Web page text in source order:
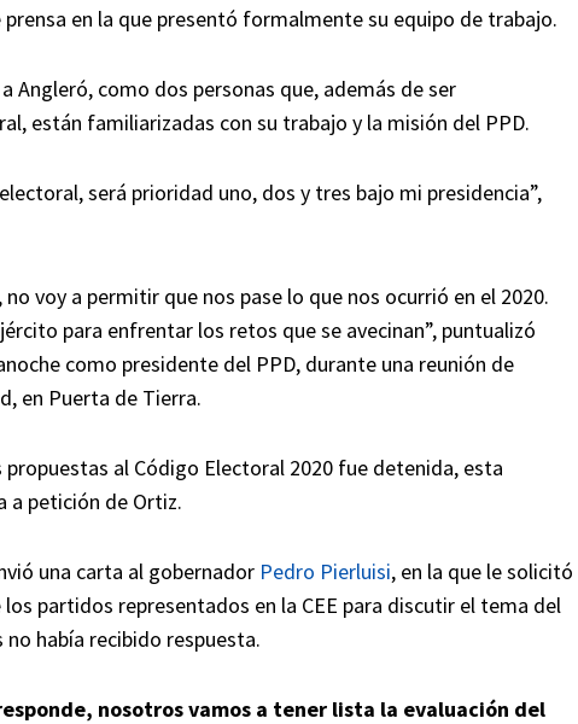
en la que presentó formalmente su equipo de trabajo.
Angleró, como dos personas que, además de ser
están familiarizadas con su trabajo y la misión del PPD.
será prioridad uno, dos y tres bajo mi presidencia”,
voy a permitir que nos pase lo que nos ocurrió en el 2020.
para enfrentar los retos que se avecinan”, puntualizó
como presidente del PPD, durante una reunión de
en Puerta de Tierra.
al Código Electoral 2020 fue detenida, esta
a petición de Ortiz.
una carta al gobernador Pedro Pierluisi, en la que le solicitó
partidos representados en la CEE para discutir el tema del
había recibido respuesta.
nosotros vamos a tener lista la evaluación del